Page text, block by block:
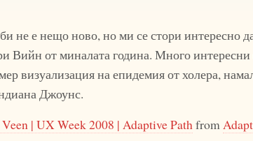
не е нещо ново, но ми се стори интересно
Вийн от миналата година. Много интересни
визуализация на епидемия от холера,
Джоунс.
| UX Week 2008 | Adaptive Pathfrom